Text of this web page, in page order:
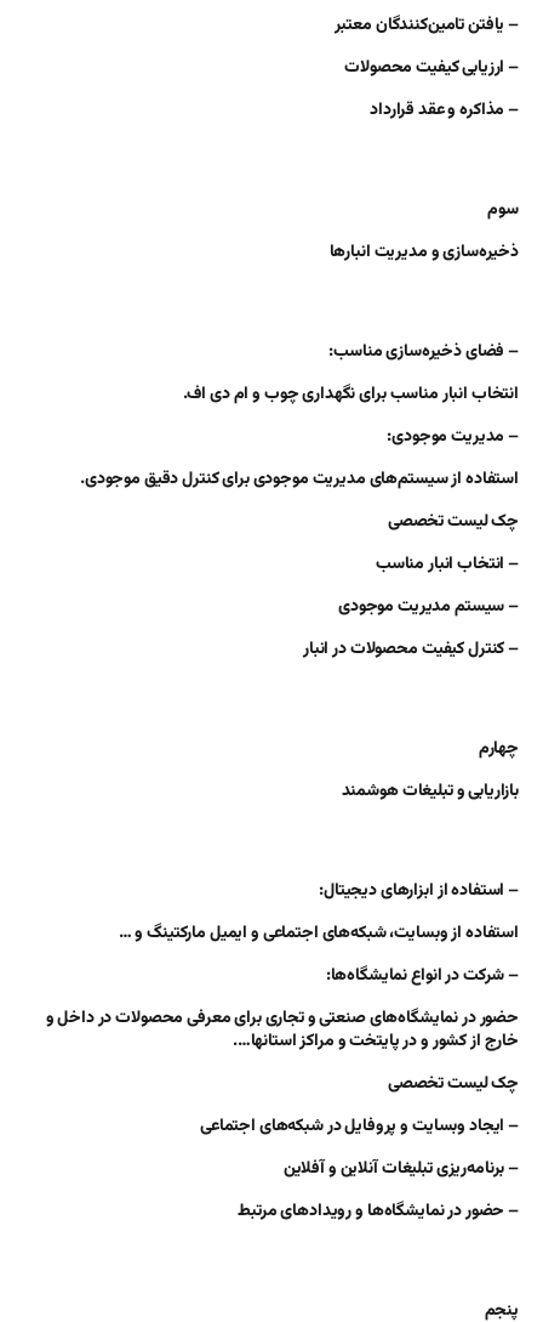
– یافتن تامین‌کنندگان معتبر
– ارزیابی کیفیت محصولات
– مذاکره و عقد قرارداد
سوم
ذخیره‌سازی و مدیریت انبارها
– فضای ذخیره‌سازی مناسب:
انتخاب انبار مناسب برای نگهداری چوب و ام دی اف.
– مدیریت موجودی:
استفاده از سیستم‌های مدیریت موجودی برای کنترل دقیق موجودی.
چک لیست تخصصی
– انتخاب انبار مناسب
– سیستم مدیریت موجودی
– کنترل کیفیت محصولات در انبار
چهارم
بازاریابی و تبلیغات هوشمند
– استفاده از ابزارهای دیجیتال:
استفاده از وبسایت، شبکه‌های اجتماعی و ایمیل مارکتینگ و …
– شرکت در انواع نمایشگاه‌ها:
حضور در نمایشگاه‌های صنعتی و تجاری برای معرفی محصولات در داخل و
خارج از کشور و در پایتخت و مراکز استانها….
چک لیست تخصصی
– ایجاد وبسایت و پروفایل در شبکه‌های اجتماعی
– برنامه‌ریزی تبلیغات آنلاین و آفلاین
– حضور در نمایشگاه‌ها و رویدادهای مرتبط
پنجم